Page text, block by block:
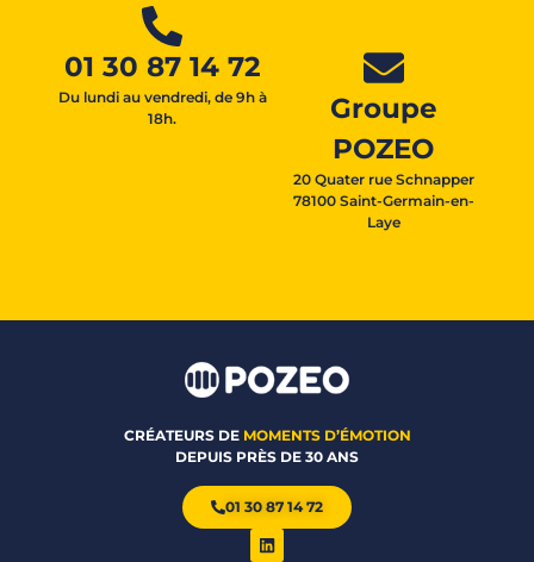
01 30 87 14 72
Du lundi au vendredi, de 9h à
18h.
Groupe
POZEO
20 Quater rue Schnapper
78100 Saint-Germain-en-
Laye
CRÉATEURS DE MOMENTS D’ÉMOTION
DEPUIS PRÈS DE 30 ANS
01 30 87 14 72